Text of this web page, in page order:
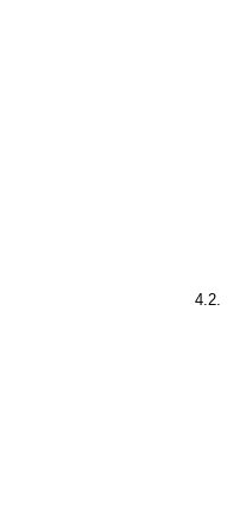
4.2.